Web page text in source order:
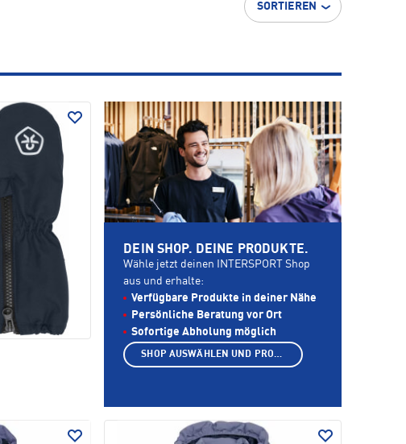
SORTIEREN
DEIN SHOP. DEINE PRODUKTE.
Wähle jetzt deinen INTERSPORT Shop
aus und erhalte:
Verfügbare Produkte in deiner Nähe
Persönliche Beratung vor Ort
Sofortige Abholung möglich
SHOP AUSWÄHLEN UND PRODUKTE ANZEIGEN